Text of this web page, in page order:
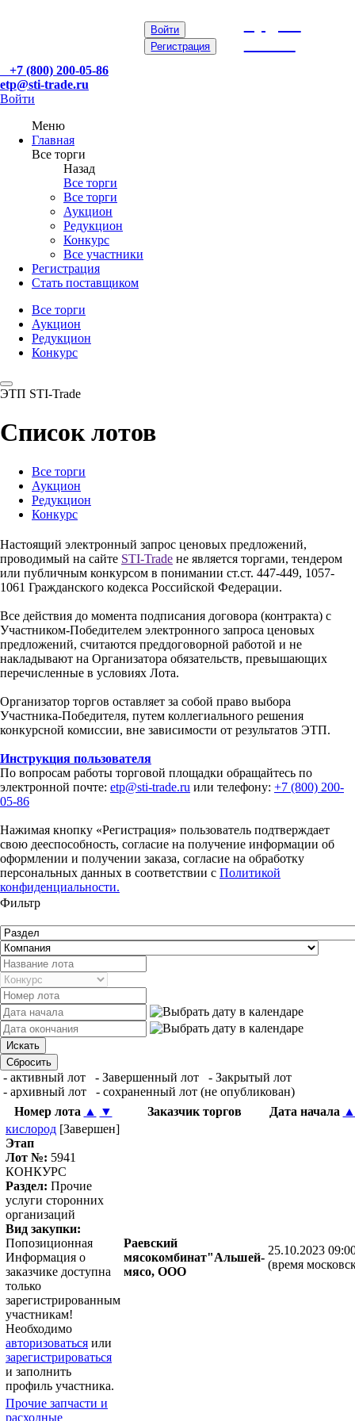
Войти
Регистрация
+7 (800) 200-05-86
etp@sti-trade.ru
Войти
Меню
Главная
Все торги
Назад
Все торги
Все торги
Аукцион
Редукцион
Конкурс
Все участники
Регистрация
Стать поставщиком
Все торги
Аукцион
Редукцион
Конкурс
ЭТП STI-Trade
Список лотов
Все торги
Аукцион
Редукцион
Конкурс
Настоящий электронный запрос ценовых предложений,
проводимый на сайте STI-Trade не является торгами, тендером
или публичным конкурсом в понимании ст.ст. 447-449, 1057-
1061 Гражданского кодекса Российской Федерации.
Все действия до момента подписания договора (контракта) с
Участником-Победителем электронного запроса ценовых
предложений, считаются преддоговорной работой и не
накладывают на Организатора обязательств, превышающих
перечисленные в условиях Лота.
Организатор торгов оставляет за собой право выбора
Участника-Победителя, путем коллегиального решения
конкурсной комиссии, вне зависимости от результатов ЭТП.
Инструкция пользователя
По вопросам работы торговой площадки обращайтесь по
электронной почте: etp@sti-trade.ru или телефону: +7 (800) 200-
05-86
Нажимая кнопку «Регистрация» пользователь подтверждает
свою дееспособность, согласие на получение информации об
оформлении и получении заказа, согласие на обработку
персональных данных в соответствии с Политикой
конфиденциальности.
Фильтр
- активный лот - Завершенный лот
- Закрытый лот
- архивный лот
- сохраненный лот (не опубликован)
Номер лота ▲ ▼ Заказчик торгов Дата начала ▲
кислород [Завершен]
Этап
Лот №: 5941
КОНКУРС
Раздел: Прочие
услуги сторонних
организаций
Вид закупки:
Попозиционная
Информация о
заказчике доступна
только
зарегистрированным
участникам!
Необходимо
авторизоваться или
зарегистрироваться
и заполнить
профиль участника.
Раевский
мясокомбинат"Альшей-
мясо, ООО
25.10.2023
(время
Прочие запчасти и
расходные